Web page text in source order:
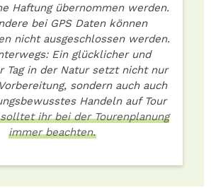
Haftung übernommen werden.
bei GPS Daten können
nicht ausgeschlossen werden.
Ein glücklicher und
Tag in der Natur setzt nicht nur
sondern auch auch
Handeln auf Tour
ihr bei der Tourenplanung
immer beachten.